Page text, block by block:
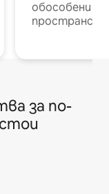
обособени
за по-